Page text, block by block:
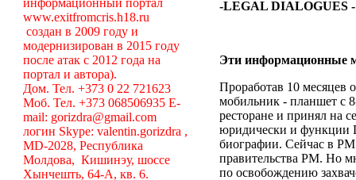
информационный портал
www.exitfromcris.h18.ru
создан в 2009 году и
модернизирован в 2015 году
после атак с 2012 года на
портал и автора).
Дом. Тел. +373 0 22 721623
Моб. Тел. +373 068506935 E-
mail: gorizdra@gmail.com
логин Skype: valentin.gorizdra ,
MD-2028, Республика
Молдова, Кишинэу, шоссе
Хынчешть, 64-А, кв. 6.
-LEGAL DIALOGUES
Эти информационные
Проработав 10 месяцев
мобильник - планшет с
ресторане и принял на
юридически и функции
биографии. Сейчас в РМ
правительства РМ. Но
по освобождению